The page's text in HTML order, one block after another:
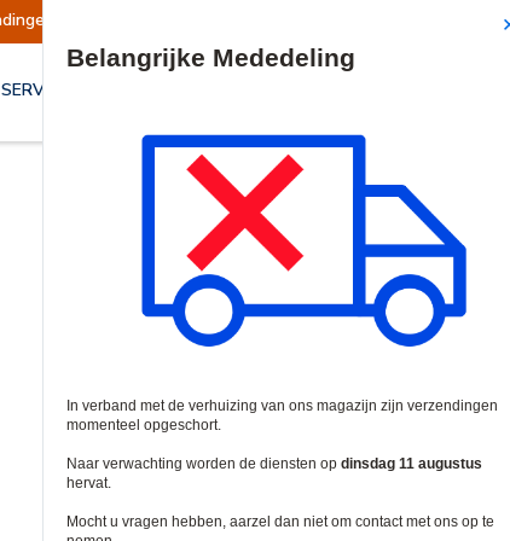
Verzendingen worden op dinsdag 11
SERVICES & OPLOSSINGEN